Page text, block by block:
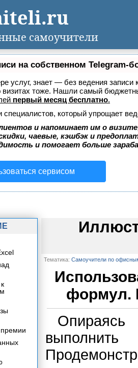
на собственном Telegram-
услуг, знает — без ведения
визитах тоже. Нашли самый
первый месяц бесплатно.
специалистов, который упрощает
и напоминает им о
чаевые, кэшбэк и
и помогает больше
сервисом
Тематика: Самоучители по
формул.
самоучители